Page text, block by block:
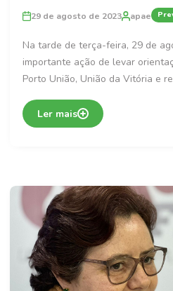
29 de agosto de 2023 apae
Na tarde de terça-feira, 29 de
importante ação de levar
Porto União, União da Vitória e
Ler mais